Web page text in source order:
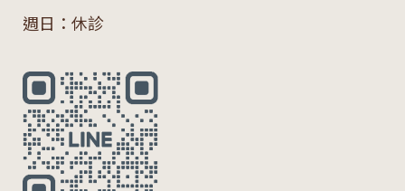
週日：休診